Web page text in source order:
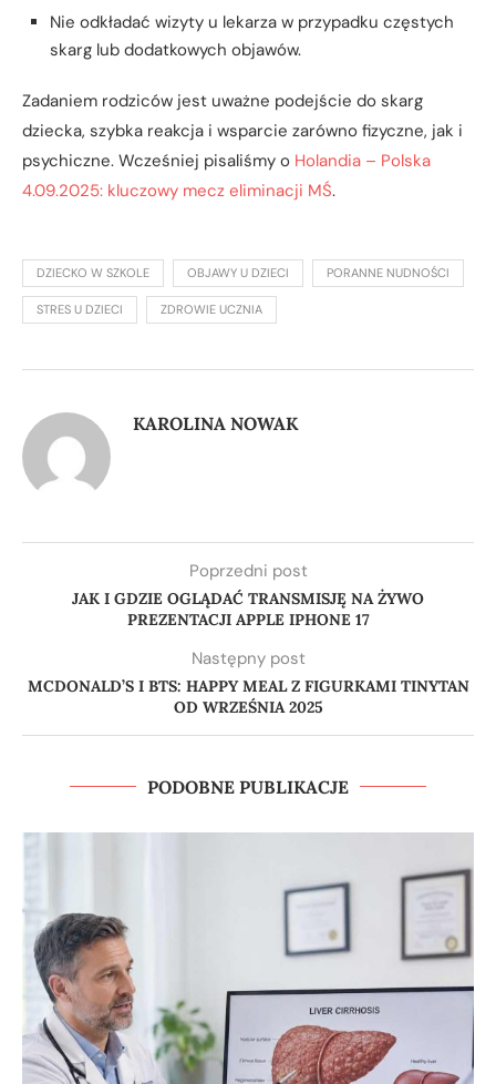
Nie odkładać wizyty u lekarza w przypadku częstych
skarg lub dodatkowych objawów.
Zadaniem rodziców jest uważne podejście do skarg
dziecka, szybka reakcja i wsparcie zarówno fizyczne, jak i
psychiczne. Wcześniej pisaliśmy o Holandia – Polska
4.09.2025: kluczowy mecz eliminacji MŚ.
DZIECKO W SZKOLE OBJAWY U DZIECI PORANNE NUDNOŚCI
STRES U DZIECI ZDROWIE UCZNIA
KAROLINA NOWAK
Poprzedni post
JAK I GDZIE OGLĄDAĆ TRANSMISJĘ NA ŻYWO
PREZENTACJI APPLE IPHONE 17
Następny post
MCDONALD’S I BTS: HAPPY MEAL Z FIGURKAMI TINYTAN
OD WRZEŚNIA 2025
PODOBNE PUBLIKACJE